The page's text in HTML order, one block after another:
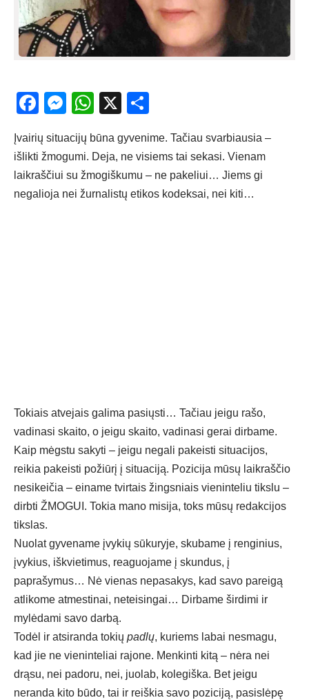
Facebook
Messenger
WhatsApp
X
Įvairių situacijų būna gyvenime. Tačiau svarbiausia –
išlikti žmogumi. Deja, ne visiems tai sekasi. Vienam
laikraščiui su žmogiškumu – ne pakeliui… Jiems gi
negalioja nei žurnalistų etikos kodeksai, nei kiti…
Tokiais atvejais galima pasiųsti… Tačiau jeigu rašo,
vadinasi skaito, o jeigu skaito, vadinasi gerai dirbame.
Kaip mėgstu sakyti – jeigu negali pakeisti situacijos,
reikia pakeisti požiūrį į situaciją. Pozicija mūsų laikraščio
nesikeičia – einame tvirtais žingsniais vieninteliu tikslu –
dirbti ŽMOGUI. Tokia mano misija, toks mūsų redakcijos
tikslas.
Nuolat gyvename įvykių sūkuryje, skubame į renginius,
įvykius, iškvietimus, reaguojame į skundus, į
paprašymus… Nė vienas nepasakys, kad savo pareigą
atlikome atmestinai, neteisingai… Dirbame širdimi ir
mylėdami savo darbą.
Todėl ir atsiranda tokių padlų, kuriems labai nesmagu,
kad jie ne vieninteliai rajone. Menkinti kitą – nėra nei
drąsu, nei padoru, nei, juolab, kolegiška. Bet jeigu
neranda kito būdo, tai ir reiškia savo poziciją, pasislėpę